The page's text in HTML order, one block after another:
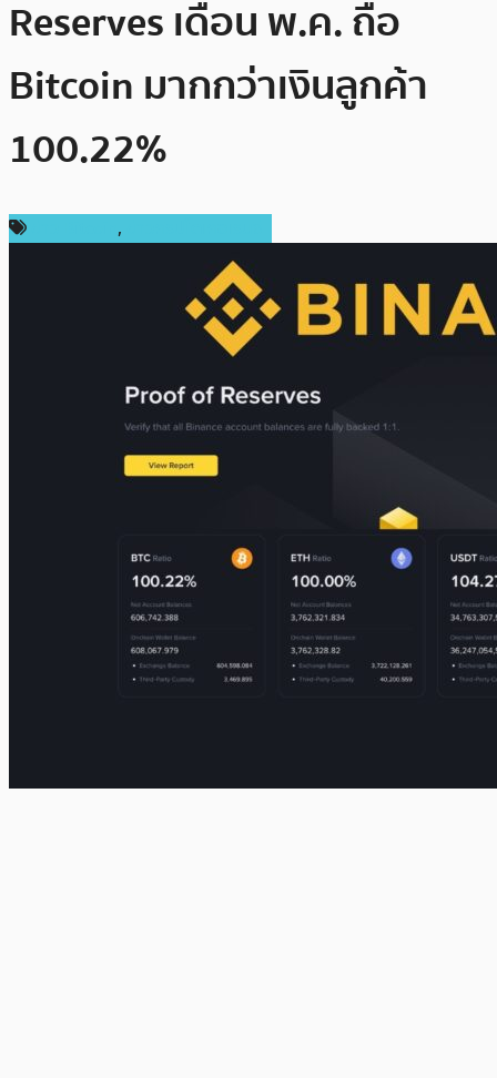
Reserves เดือน พ.ค. ถือ
Bitcoin มากกว่าเงินลูกค้า
100.22%
,